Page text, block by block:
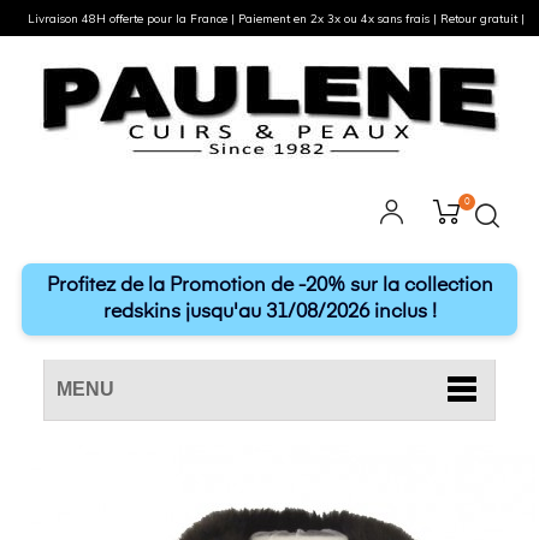
0
Profitez de la Promotion de -20% sur la collection
redskins jusqu'au 31/08/2026 inclus !
MENU
Livraison 48H offerte pour la France | Paiement en 2x 3x ou 4x sans frais | Retour gratuit |